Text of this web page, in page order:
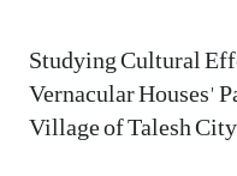
Studying Cultural
Vernacular Houses'
Village of Talesh City